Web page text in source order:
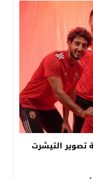
تصوير التيشرت